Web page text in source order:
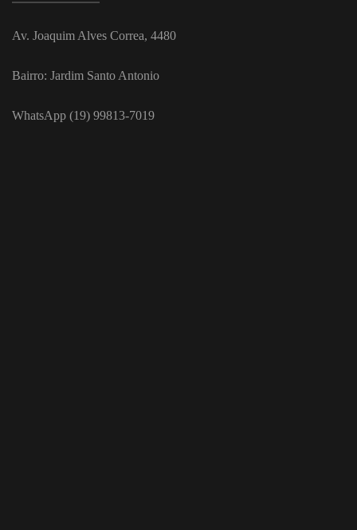
Av. Joaquim Alves Correa, 4480
Bairro: Jardim Santo Antonio
WhatsApp (19) 99813-7019